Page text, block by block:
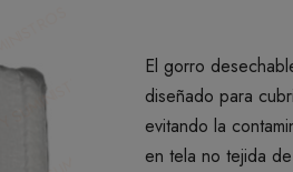
El gorro
diseñado para
evitando la
en tela no tejida